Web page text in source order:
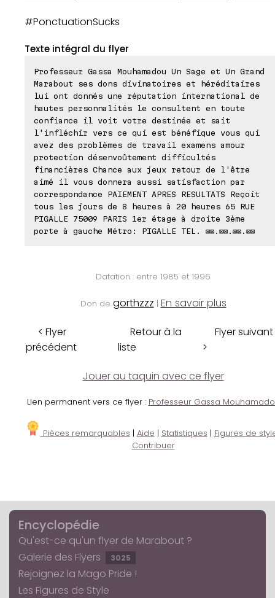
#PonctuationSucks
Texte intégral du flyer
Professeur Gassa Mouhamadou Un Sage et Un Grand
Marabout ses dons divinatoires et héréditaires
lui ont donnés une réputation international de
hautes personnalités le consultent en toute
confiance il voit votre destinée et sait
l'infléchir vers ce qui est bénéfique vous qui
avez des problèmes de travail examens amour
protection désenvoûtement difficultés
financières Chance aux jeux retour de l'être
aimé il vous donnera aussi satisfaction par
correspondance PAIEMENT APRES RESULTATS Reçoit
tous les jours de 8 heures à 20 heures 65 RUE
PIGALLE 75009 PARIS 1er étage à droite 3ème
porte à gauche Métro: PIGALLE TEL. ⊠⊠.⊠⊠.⊠⊠.⊠⊠
Datation : entre 1985 et 1996
Don de gorthzzz | En savoir plus
< Flyer
précédent
Retour à la
liste
Flyer suivant
>
Jouer au taquin avec ce flyer
Lien permanent vers ce flyer : Professeur Gassa
Pièces remarquables | Aide | Statistiques | Figures de
Contribuer
Encyclopédie
Qu'est-ce qu'un flyer de Marabout ?
Galerie des Flyers
3025
Rejoignez la Mago Pride !
Les Figures de Style